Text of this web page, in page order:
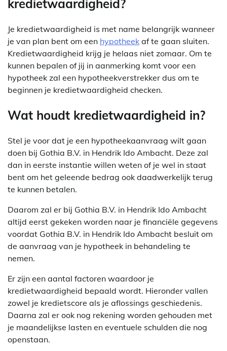
kredietwaardigheid?
Je kredietwaardigheid is met name belangrijk wanneer
je van plan bent om een hypotheek af te gaan sluiten.
Kredietwaardigheid krijg je helaas niet zomaar. Om te
kunnen bepalen of jij in aanmerking komt voor een
hypotheek zal een hypotheekverstrekker dus om te
beginnen je kredietwaardigheid checken.
Wat houdt kredietwaardigheid in?
Stel je voor dat je een hypotheekaanvraag wilt gaan
doen bij Gothia B.V. in Hendrik Ido Ambacht. Deze zal
dan in eerste instantie willen weten of je wel in staat
bent om het geleende bedrag ook daadwerkelijk terug
te kunnen betalen.
Daarom zal er bij Gothia B.V. in Hendrik Ido Ambacht
altijd eerst gekeken worden naar je financiële gegevens
voordat Gothia B.V. in Hendrik Ido Ambacht besluit om
de aanvraag van je hypotheek in behandeling te
nemen.
Er zijn een aantal factoren waardoor je
kredietwaardigheid bepaald wordt. Hieronder vallen
zowel je kredietscore als je aflossings geschiedenis.
Daarna zal er ook nog rekening worden gehouden met
je maandelijkse lasten en eventuele schulden die nog
openstaan.